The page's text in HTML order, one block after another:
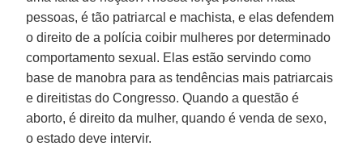
pessoas, é tão patriarcal e machista, e elas defendem
o direito de a polícia coibir mulheres por determinado
comportamento sexual. Elas estão servindo como
base de manobra para as tendências mais patriarcais
e direitistas do Congresso. Quando a questão é
aborto, é direito da mulher, quando é venda de sexo,
o estado deve intervir.